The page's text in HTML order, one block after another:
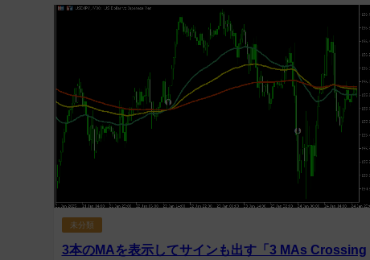
未分類
3本のMAを表示してサインも出す「3 MAs Crossing